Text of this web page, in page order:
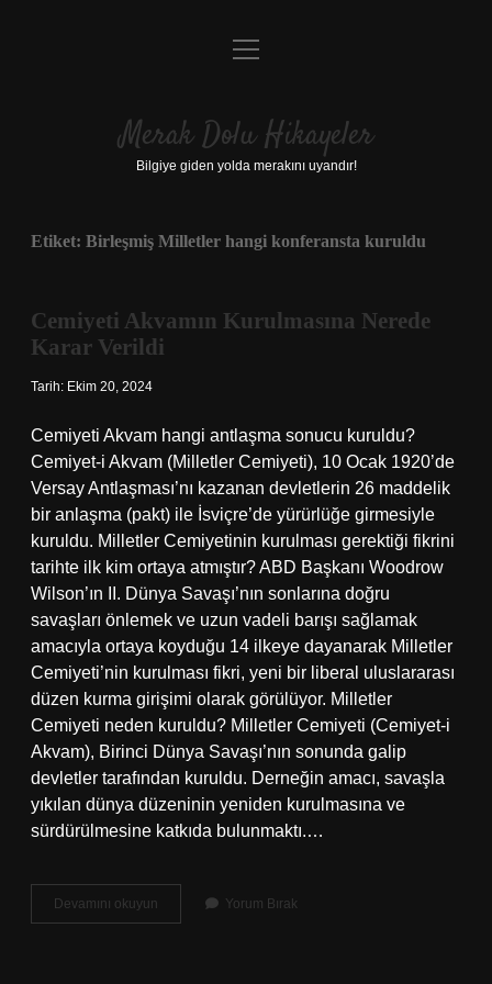
Anasayfa
Yasal Uyarı
menüyü
Merak Dolu Hikayeler
Bilgiye giden yolda merakını uyandır!
Etiket: Birleşmiş Milletler hangi konferansta kuruldu
Cemiyeti Akvamın Kurulmasına Nerede
Karar Verildi
Tarih: Ekim 20, 2024
Cemiyeti Akvam hangi antlaşma sonucu kuruldu?
Cemiyet-i Akvam (Milletler Cemiyeti), 10 Ocak 1920’de
Versay Antlaşması’nı kazanan devletlerin 26 maddelik
bir anlaşma (pakt) ile İsviçre’de yürürlüğe girmesiyle
kuruldu. Milletler Cemiyetinin kurulması gerektiği fikrini
tarihte ilk kim ortaya atmıştır? ABD Başkanı Woodrow
Wilson’ın II. Dünya Savaşı’nın sonlarına doğru
savaşları önlemek ve uzun vadeli barışı sağlamak
amacıyla ortaya koyduğu 14 ilkeye dayanarak Milletler
Cemiyeti’nin kurulması fikri, yeni bir liberal uluslararası
düzen kurma girişimi olarak görülüyor. Milletler
Cemiyeti neden kuruldu? Milletler Cemiyeti (Cemiyet-i
Akvam), Birinci Dünya Savaşı’nın sonunda galip
devletler tarafından kuruldu. Derneğin amacı, savaşla
yıkılan dünya düzeninin yeniden kurulmasına ve
sürdürülmesine katkıda bulunmaktı.…
Devamını okuyun Cemiyeti
Akvamın
Yorum Bırak